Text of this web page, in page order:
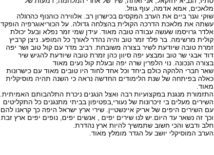
מלאכים, אמא אדמה, עוף גוזל.
שוקי וגנר ביים את הערב המקסים בכישרון רב. אלווירה כוהנוף כהרגלה
עשתה את מלאכת הדרכה הקולית בהצלחה גדולה. על הכוריאוגרפיה הופקד
אלדר גרויסמו שעשה עבודה טובה מאוד. עידן שמי זמר נפלא ובעל יכולת
קולית מרשימה. בר פלד זמר טוב והיה נהדר לאורך כל המופע. ניצן קרביץ
זמרת טובה שיודעת לשיר בצורה משובחת. רביב מדר עם קול טוב ושר יפה
דוד אבגי שר טוב ומבצע יפה סיוון כהן זמרת טובה שיודעת להגיש שיר
בצורה הנכונה. נוי הלפרין שרה יפה ובעלת קול נעים מאוד
שאר חברי הלהקה כולם ביחד וכל אחד לחוד היו טובים מאוד עם כישרונות
כאלה בפיתחה של שנת הלימודים החדשה נראה כי השנה תהיה מוסיקלית
מאוד.
התזמורת מנגנת במקצועיות רבה ואצל הנגנים ניכרת התלהבותם האמיתית.
השירים מעלים בי זיכרונות של נעורי,בפטיפון בביתי מתנגנים כל התקליטים
עם השירים היפים של אריק איינשטיין. שירי ארץ ישראל היפה כך קראנו להם
וכך זה נשאר עד היום.יש לנו שירים יפים , אנשים יפים, נופים יפים ארץ זבת
חלב ודבש והכי חשוב שתמשיך להיות ארץ נהדרת.
הערב המוסיקלי יושב על הגדר מומלץ מאוד.